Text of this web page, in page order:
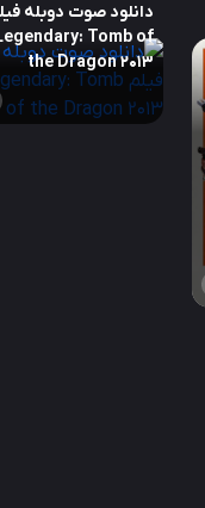
دانلود صوت دوبله
Tomb of
the Dragon 2013